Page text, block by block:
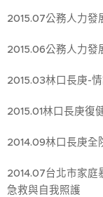
2015.07公務人力發
2015.06公務人力發
2015.03林口長庚-
2015.01林口長庚復
2014.09林口長庚全
2014.07台北市家庭
急救與自我照護